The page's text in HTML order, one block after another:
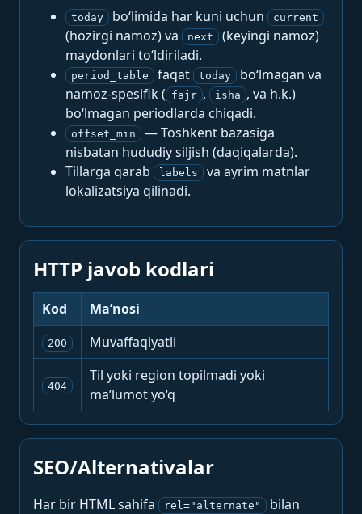
today bo‘limida har kuni uchun current
(hozirgi namoz) va next
(keyingi namoz)
maydonlari to‘ldiriladi.
period_table faqat today
bo‘lmagan va
namoz-spesifik ( fajr , isha , va h.k.)
bo‘lmagan periodlarda chiqadi.
offset_min
— Toshkent bazasiga
nisbatan hududiy siljish (daqiqalarda).
Tillarga qarab
labels
va ayrim matnlar
lokalizatsiya qilinadi.
HTTP javob kodlari
Kod Ma’nosi
200 Muvaffaqiyatli
404
Til yoki region topilmadi yoki
ma’lumot yo‘q
SEO/Alternativalar
Har bir HTML sahifa rel="alternate"
bilan